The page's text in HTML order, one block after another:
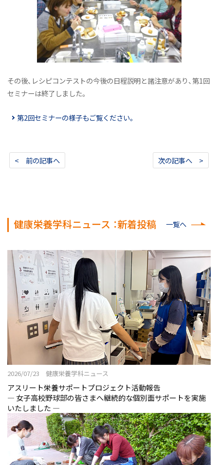
その後、レシピコンテストの今後の日程説明と諸注意があり、第1回
セミナーは終了しました。
第2回セミナーの様子もご覧ください。
< 前の記事へ 次の記事へ >
健康栄養学科ニュース ：新着投稿 一覧へ
2026/07/23 健康栄養学科ニュース
アスリート栄養サポートプロジェクト活動報告
― 女子高校野球部の皆さまへ継続的な個別面サポートを実施
いたしました ―